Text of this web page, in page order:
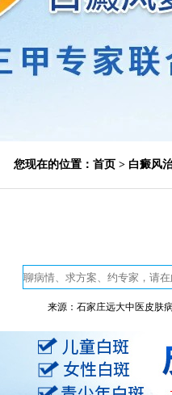
您现在的位置： 首页 > 白癜风
来源：石家庄远大中医皮肤